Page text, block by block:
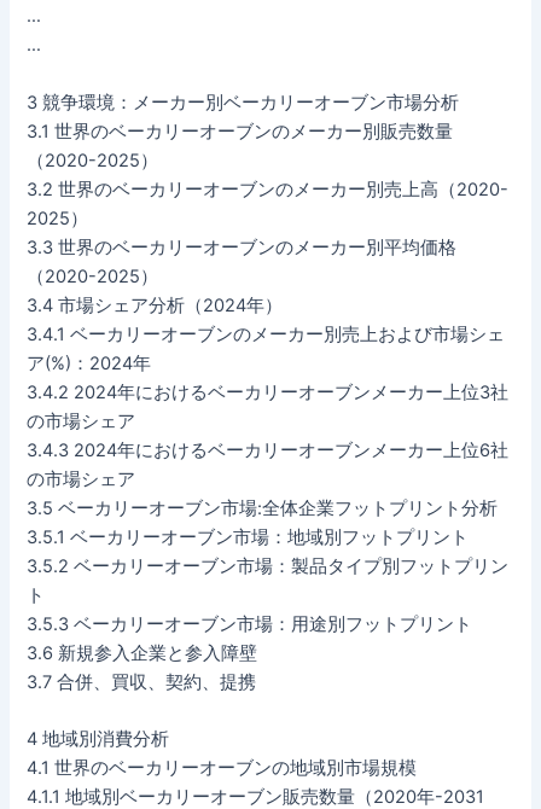
…
…
3 競争環境：メーカー別ベーカリーオーブン市場分析
3.1 世界のベーカリーオーブンのメーカー別販売数量
（2020-2025）
3.2 世界のベーカリーオーブンのメーカー別売上高（2020-
2025）
3.3 世界のベーカリーオーブンのメーカー別平均価格
（2020-2025）
3.4 市場シェア分析（2024年）
3.4.1 ベーカリーオーブンのメーカー別売上および市場シェ
ア(%)：2024年
3.4.2 2024年におけるベーカリーオーブンメーカー上位3社
の市場シェア
3.4.3 2024年におけるベーカリーオーブンメーカー上位6社
の市場シェア
3.5 ベーカリーオーブン市場:全体企業フットプリント分析
3.5.1 ベーカリーオーブン市場：地域別フットプリント
3.5.2 ベーカリーオーブン市場：製品タイプ別フットプリン
ト
3.5.3 ベーカリーオーブン市場：用途別フットプリント
3.6 新規参入企業と参入障壁
3.7 合併、買収、契約、提携
4 地域別消費分析
4.1 世界のベーカリーオーブンの地域別市場規模
4.1.1 地域別ベーカリーオーブン販売数量（2020年-2031